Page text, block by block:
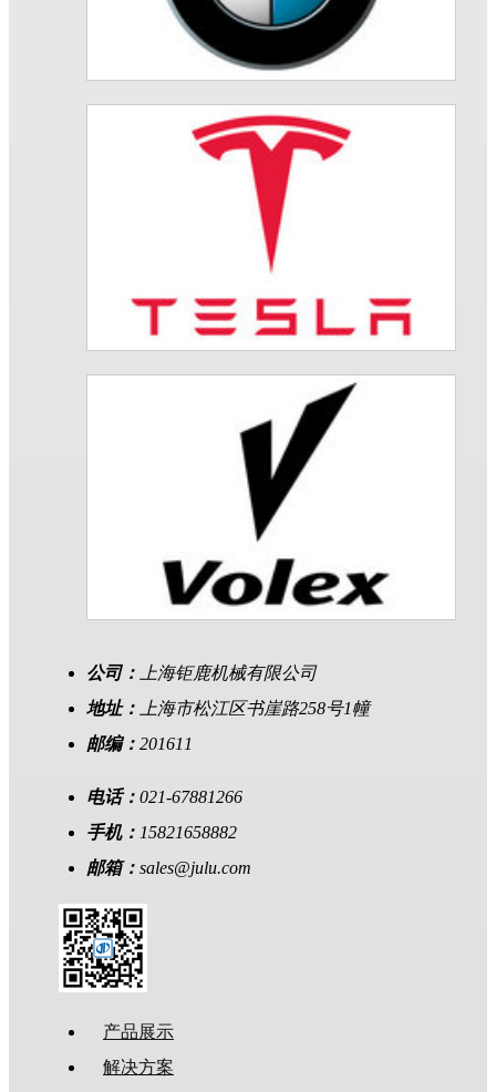
公司：
上海钜鹿机械有限公司
地址：
上海市松江区书崖路258号1幢
邮编： 201611
电话： 021-67881266
手机： 15821658882
邮箱： sales@julu.com
产品展示
解决方案